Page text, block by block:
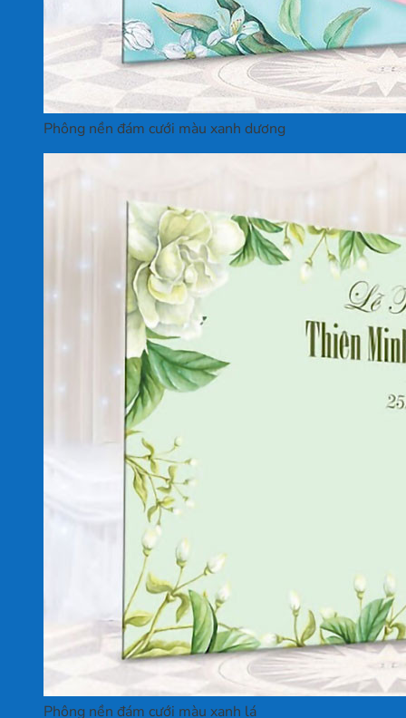
Phông nền đám cưới màu xanh dương
Phông nền đám cưới màu xanh lá